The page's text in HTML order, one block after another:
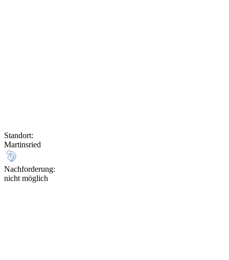
Standort:
Martinsried
Nachforderung:
nicht möglich